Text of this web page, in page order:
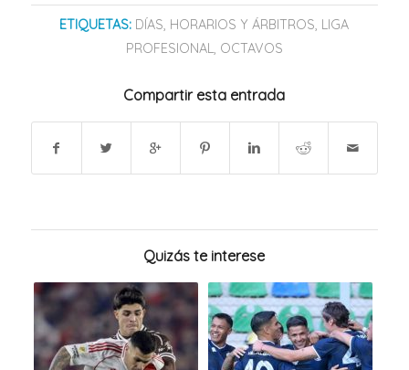
ETIQUETAS: DÍAS, HORARIOS Y ÁRBITROS, LIGA
PROFESIONAL, OCTAVOS
Compartir esta entrada
Quizás te interese